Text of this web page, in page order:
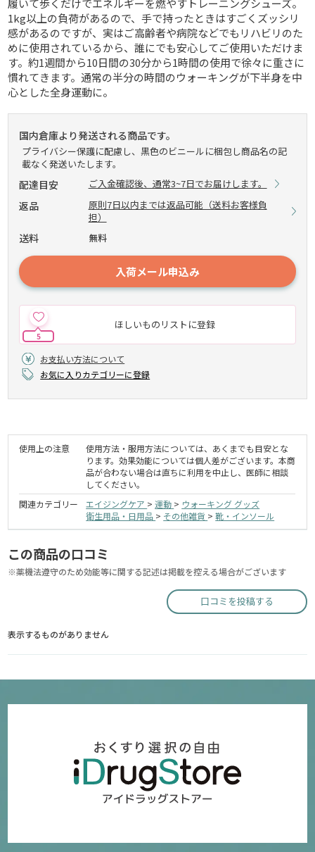
履いて歩くだけでエネルギーを燃やすトレーニングシューズ。
1kg以上の負荷があるので、手で持ったときはすごくズッシリ
感があるのですが、実はご高齢者や病院などでもリハビリのた
めに使用されているから、誰にでも安心してご使用いただけま
す。約1週間から10日間の30分から1時間の使用で徐々に重さに
慣れてきます。通常の半分の時間のウォーキングが下半身を中
心とした全身運動に。
国内倉庫より発送される商品です。
プライバシー保護に配慮し、黒色のビニールに梱包し商品名の記
載なく発送いたします。
配達目安 ご入金確認後、通常3~7日でお届けします。
返品
原則7日以内までは返品可能（送料お客様負
担）
送料 無料
入荷メール申込み
ほしいものリストに登録
5
お支払い方法について
お気に入りカテゴリーに登録
使用上の注意
使用方法・服用方法については、あくまでも目安とな
ります。効果効能については個人差がございます。本商
品が合わない場合は直ちに利用を中止し、医師に相談
してください。
関連カテゴリー
エイジングケア >運動 > ウォーキング グッズ
衛生用品・日用品 > その他雑貨 >靴・インソール
この商品の口コミ
※薬機法遵守のため効能等に関する記述は掲載を控える場合がございます
口コミを投稿する
表示するものがありません